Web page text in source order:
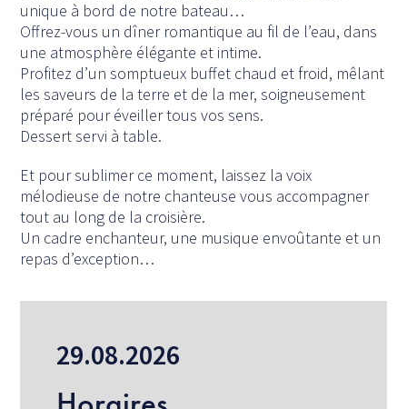
unique à bord de notre bateau…
Offrez-vous un dîner romantique au fil de l’eau, dans
une atmosphère élégante et intime.
Profitez d’un somptueux buffet chaud et froid, mêlant
les saveurs de la terre et de la mer, soigneusement
préparé pour éveiller tous vos sens.
Dessert servi à table.
Et pour sublimer ce moment, laissez la voix
mélodieuse de notre chanteuse vous accompagner
tout au long de la croisière.
Un cadre enchanteur, une musique envoûtante et un
repas d’exception…
29.08.2026